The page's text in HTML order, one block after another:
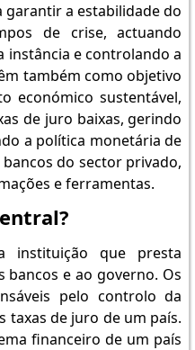
garantir a estabilidade do
de crise, actuando
instância e controlando a
também como objetivo
económico sustentável,
de juro baixas, gerindo
a política monetária de
do sector privado,
e ferramentas.
instituição que presta
e ao governo. Os
pelo controlo da
taxas de juro de um país.
financeiro de um país